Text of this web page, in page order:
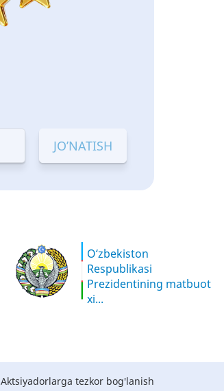
O‘zbekiston
Respublikasi
Prezidentining matbuot
xi...
Aktsiyadorlarga tezkor bog'lanish